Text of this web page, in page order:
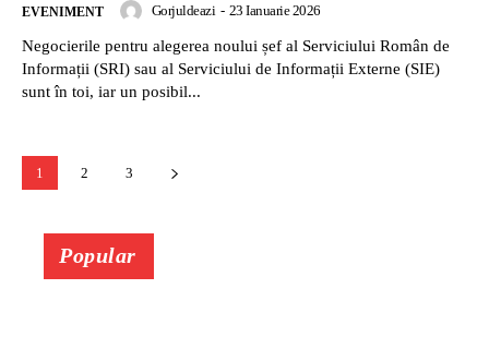
EVENIMENT Gorjuldeazi - 23 Ianuarie 2026
Negocierile pentru alegerea noului șef al Serviciului Român de
Informații (SRI) sau al Serviciului de Informații Externe (SIE)
sunt în toi, iar un posibil...
1 2 3
Popular